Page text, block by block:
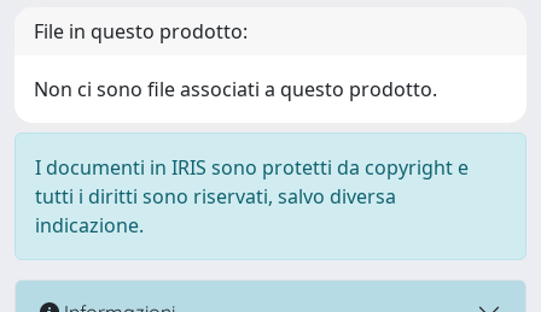
File in questo prodotto:
Non ci sono file associati a questo prodotto.
I documenti in IRIS sono protetti da copyright e
tutti i diritti sono riservati, salvo diversa
indicazione.